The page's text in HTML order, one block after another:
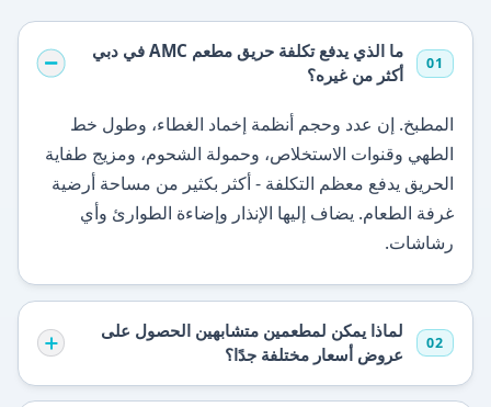
01
ما الذي يدفع تكلفة حريق مطعم AMC في دبي
أكثر من غيره؟
المطبخ. إن عدد وحجم أنظمة إخماد الغطاء، وطول خط
الطهي وقنوات الاستخلاص، وحمولة الشحوم، ومزيج طفاية
الحريق يدفع معظم التكلفة - أكثر بكثير من مساحة أرضية
غرفة الطعام. يضاف إليها الإنذار وإضاءة الطوارئ وأي
رشاشات.
02
لماذا يمكن لمطعمين متشابهين الحصول على
عروض أسعار مختلفة جدًا؟